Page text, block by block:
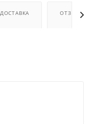
ДОСТАВКА ОТЗЫВЫ